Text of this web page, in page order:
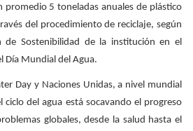
promedio 5 toneladas anuales de plástico
del procedimiento de reciclaje, según
de Sostenibilidad de la institución en el
Día Mundial del Agua.
Day y Naciones Unidas, a nivel mundial
ciclo del agua está socavando el progreso
globales, desde la salud hasta el